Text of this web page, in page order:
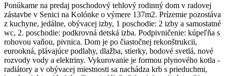
Ponúkame na predaj poschodový tehlový rodinný dom v radovej
zástavbe v Senici na Kolónke o výmere 137m2. Prízemie pozostáva
z kuchyne, jedálne, obývacej izby, 1 poschodie: 2 izby a samostatné
wc, 2. poschodie: podkrovná detská izba. Podpivničenie: kúpeľňa s
rohovou vaňou, pivnica. Dom je po čiastočnej rekonštrukcii,
eurookná, plávajúce podlahy, dlažba, stierky, bodové svetlá, nové
rozvody vody a elektriny. Vykurovanie je formou plynového kotla -
radiátory a v obývacej miestnosti sa nachádza krb s prieduchmi,